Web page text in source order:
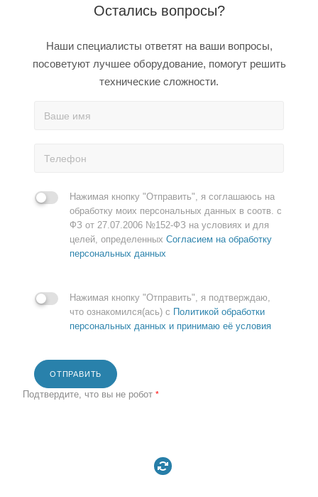
Остались вопросы?
Наши специалисты ответят на ваши вопросы,
посоветуют лучшее оборудование, помогут решить
технические сложности.
Нажимая кнопку "Отправить", я соглашаюсь на
обработку моих персональных данных в соотв. с
ФЗ от 27.07.2006 №152-ФЗ на условиях и для
целей, определенных Согласием на обработку
персональных данных
Нажимая кнопку "Отправить", я подтверждаю,
что ознакомился(ась) с Политикой обработки
персональных данных и принимаю её условия
ОТПРАВИТЬ
Подтвердите, что вы не робот *